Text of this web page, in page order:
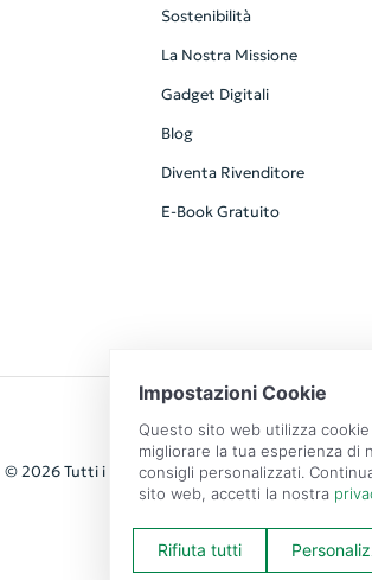
Sostenibilità
La Nostra Missione
Gadget Digitali
Blog
Diventa Rivenditore
E-Book Gratuito
| © 2026 Tutti i diritti riservati | P.IVA: 09351560967